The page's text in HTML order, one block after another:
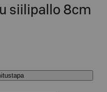
siilipallo 8cm